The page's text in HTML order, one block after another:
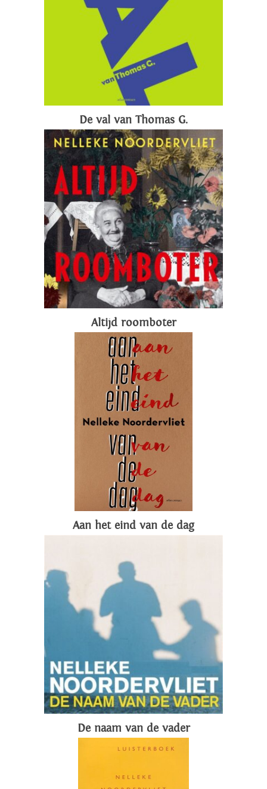
De val van Thomas G.
Altijd roomboter
Aan het eind van de dag
De naam van de vader